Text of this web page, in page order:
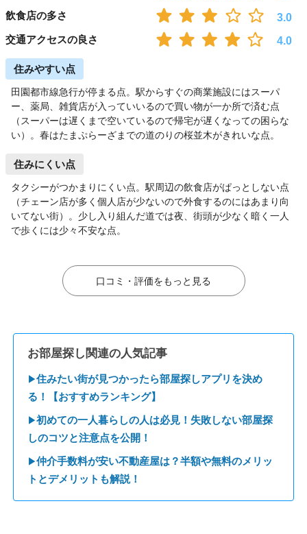
飲食店の多さ
3.0
交通アクセスの良さ
4.0
住みやすい点
田園都市線急行が停まる点。駅からすぐの商業施設にはスーパ
ー、薬局、雑貨店が入っていいるので買い物が一か所で済む点
（スーパーは遅くまで空いているので帰宅が遅くなっての困らな
い）。春はたまぷらーざまでの道のりの桜並木がきれいな点。
住みにくい点
タクシーがつかまりにくい点。駅周辺の飲食店がぱっとしない点
（チェーン店が多く個人店が少ないので外食するのにはあまり向
いてない街）。少し入り組んだ道では夜、街頭が少なく暗く一人
で歩くには少々不安な点。
口コミ・評価をもっと見る
お部屋探し関連の人気記事
▶住みたい街が見つかったら部屋探しアプリを決め
る！【おすすめランキング】
▶初めての一人暮らしの人は必見！失敗しない部屋探
しのコツと注意点を公開！
▶仲介手数料が安い不動産屋は？半額や無料のメリッ
トとデメリットも解説！